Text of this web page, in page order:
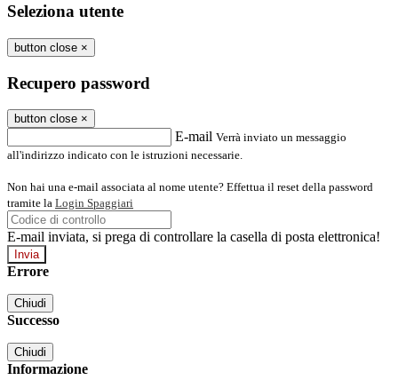
Seleziona utente
button close ×
Recupero password
button close ×
E-mail Verrà inviato un messaggio
all'indirizzo indicato con le istruzioni necessarie.
Non hai una e-mail associata al nome utente? Effettua il reset della password
tramite la Login Spaggiari
E-mail inviata, si prega di controllare la casella di posta elettronica!
Errore
Chiudi
Successo
Chiudi
Informazione